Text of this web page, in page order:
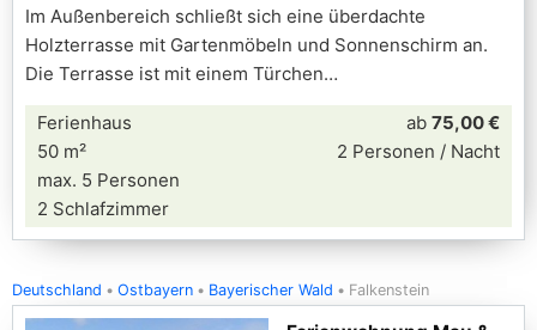
Im Außenbereich schließt sich eine überdachte
Holzterrasse mit Gartenmöbeln und Sonnenschirm an.
Die Terrasse ist mit einem Türchen
Ferienhaus
50 m²
max. 5 Personen
2 Schlafzimmer
ab 75,00 €
2 Personen / Nacht
Deutschland Ostbayern Bayerischer Wald Falkenstein